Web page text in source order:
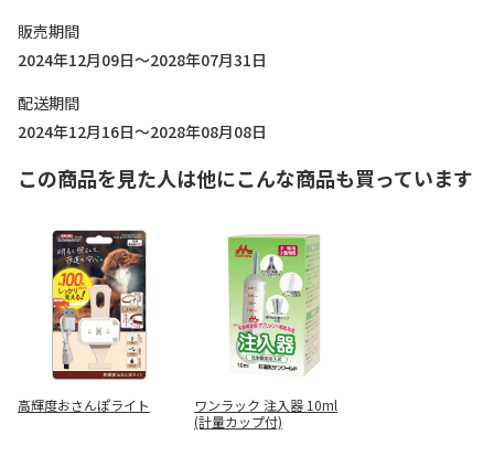
販売期間
2024年12月09日～2028年07月31日
配送期間
2024年12月16日～2028年08月08日
この商品を見た人は他にこんな商品も買っています
高輝度おさんぽライト
ワンラック 注入器 10ml
(計量カップ付)